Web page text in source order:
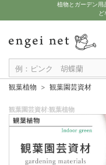
植物とガーデン
ど
観葉植物 観葉園芸資材
観葉園芸資材:観葉植物